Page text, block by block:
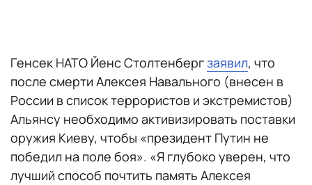
Генсек НАТО Йенс Столтенбергзаявил, что
после смерти Алексея Навального (внесен в
России в список террористов и экстремистов)
Альянсу необходимо активизировать поставки
оружия Киеву, чтобы «президент Путин не
победил на поле боя». «Я глубоко уверен, что
лучший способ почтить память Алексея